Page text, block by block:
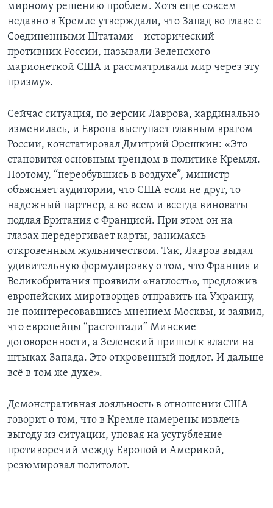
мирному решению проблем. Хотя еще совсем
недавно в Кремле утверждали, что Запад во главе с
Соединенными Штатами – исторический
противник России, называли Зеленского
марионеткой США и рассматривали мир через эту
призму».
Сейчас ситуация, по версии Лаврова, кардинально
изменилась, и Европа выступает главным врагом
России, констатировал Дмитрий Орешкин: «Это
становится основным трендом в политике Кремля.
Поэтому, “переобувшись в воздухе”, министр
объясняет аудитории, что США если не друг, то
надежный партнер, а во всем и всегда виноваты
подлая Британия с Францией. При этом он на
глазах передергивает карты, занимаясь
откровенным жульничеством. Так, Лавров выдал
удивительную формулировку о том, что Франция и
Великобритания проявили «наглость», предложив
европейских миротворцев отправить на Украину,
не поинтересовавшись мнением Москвы, и заявил,
что европейцы “растоптали” Минские
договоренности, а Зеленский пришел к власти на
штыках Запада. Это откровенный подлог. И дальше
всё в том же духе».
Демонстративная лояльность в отношении США
говорит о том, что в Кремле намерены извлечь
выгоду из ситуации, уповая на усугубление
противоречий между Европой и Америкой,
резюмировал политолог.